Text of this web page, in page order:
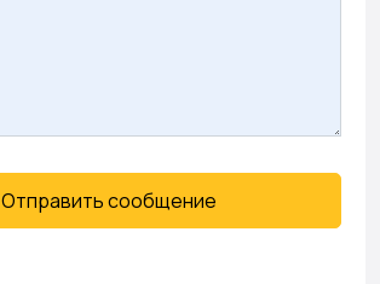
Отправить сообщение